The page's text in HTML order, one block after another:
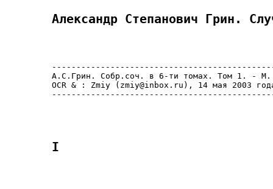
А.С.Грин. Собр.соч. в 6-ти томах. Том 1. -
OCR & : Zmiy (zmiy@inbox.ru), 14 мая 2003